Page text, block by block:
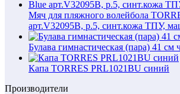
Мяч для пляжного волейбола
арт.V32095B, р.5, синт.кожа ТПУ,
Булава гимнастическая (пара) 41 см
Капа TORRES PRL1021BU синий
Производители